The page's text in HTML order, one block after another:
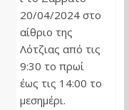
20/04/2024 στο
αίθριο της
Λότζιας από τις
9:30 το πρωί
έως τις 14:00 το
μεσημέρι.